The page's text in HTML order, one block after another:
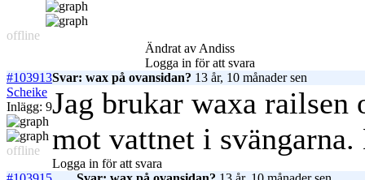
offline
Ändrat av Andiss
Logga in för att svara
#103913Svar: wax på ovansidan? 13 år, 10 månader sen
Scheike
Inlägg: 9
offline
Jag brukar waxa railsen
mot vattnet i
Logga in för att svara